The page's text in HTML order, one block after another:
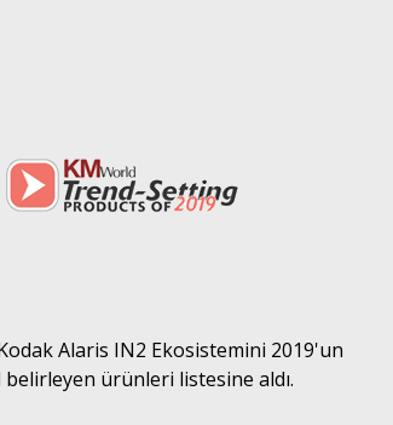
Alaris IN2 Ekosistemini 2019'un
ürünleri listesine aldı.